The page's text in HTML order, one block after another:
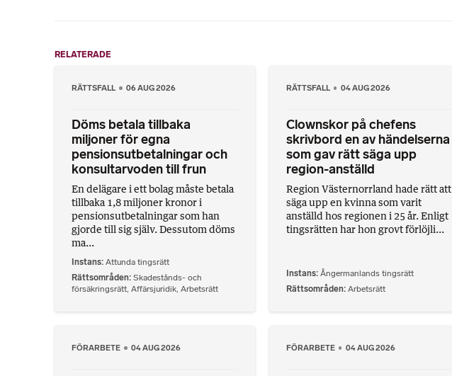
RELATERADE
RÄTTSFALL 06 AUG 2026
Döms betala tillbaka
miljoner för egna
pensionsutbetalningar och
konsultarvoden till frun
En delägare i ett bolag måste betala
tillbaka 1,8 miljoner kronor i
pensionsutbetalningar som han
gjorde till sig själv. Dessutom döms
ma...
Instans Attunda tingsrätt
Rättsområden Skadestånds- och
försäkringsrätt, Affärsjuridik, Arbetsrätt
RÄTTSFALL 04 AUG 2026
Clownskor på chefens
skrivbord en av händelserna
som gav rätt säga upp
region-anställd
Region Västernorrland hade rätt att
säga upp en kvinna som varit
anställd hos regionen i 25 år. Enligt
tingsrätten har hon grovt förlöjli...
Instans Ångermanlands tingsrätt
Rättsområden Arbetsrätt
FÖRARBETE 04 AUG 2026 FÖRARBETE 04 AUG 2026